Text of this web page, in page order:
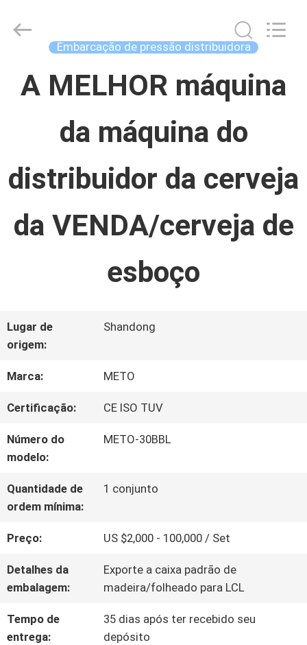
CASA
PRODUTOS
SOBRE
NÓS
FÁBRICA
CONTROLE
DA
QUALIDADE
CONTACTE-
NOS
NOTÍCIA
PEÇA
Online
Market.
Developed
Embarcação de pressão distribuidora
A MELHOR máquina
da máquina do
distribuidor da cerveja
da VENDA/cerveja de
esboço
Lugar de
origem:
Shandong
Marca: METO
Certificação: CE ISO TUV
Número do
modelo:
METO-30BBL
Quantidade de
ordem mínima:
1 conjunto
Preço: US $2,000 - 100,000 / Set
Detalhes da
embalagem:
Exporte a caixa padrão de
madeira/folheado para LCL
Tempo de
entrega:
35 dias após ter recebido seu
depósito